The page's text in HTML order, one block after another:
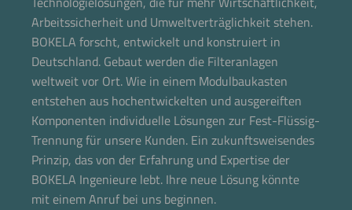
Arbeitssicherheit und Umweltverträglichkeit stehen.
BOKELA forscht, entwickelt und konstruiert in
Deutschland. Gebaut werden die Filteranlagen
weltweit vor Ort. Wie in einem Modulbaukasten
entstehen aus hochentwickelten und ausgereiften
Komponenten individuelle Lösungen zur Fest-Flüssig-
Trennung für unsere Kunden. Ein zukunftsweisendes
Prinzip, das von der Erfahrung und Expertise der
BOKELA Ingenieure lebt. Ihre neue Lösung könnte
mit einem Anruf bei uns beginnen.